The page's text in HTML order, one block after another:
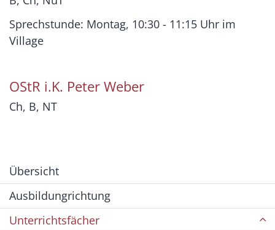
Sprechstunde: Montag, 10:30 - 11:15 Uhr im
Village
OStR i.K. Peter Weber
Ch, B, NT
Übersicht
Ausbildungrichtung
Unterrichtsfächer